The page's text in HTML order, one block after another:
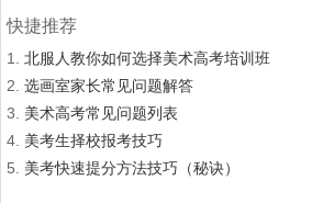
快捷推荐
1. 北服人教你如何选择美术高考培训班
2. 选画室家长常见问题解答
3. 美术高考常见问题列表
4. 美考生择校报考技巧
5. 美考快速提分方法技巧（秘诀）